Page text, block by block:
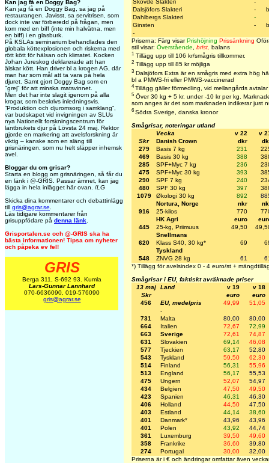
Kan jag få en Doggy Bag?
Kan jag få en Doggy Bag, sa jag på
restaurangen. Javisst, sa servitrisen, som
dock inte var förberedd på frågan, men
kom med en biff (inte min halvätna, men
en biff) i en glasburk.
På KSLAs seminarium behandlades den
globala köttexplosionen och riskerna med
rött kött för hälsan och klimatet. Kocken
Johan Jureskog deklarerade att han
älskar kött. Han driver bl a krogen AG, där
man har som mål att ta vara på hela
djuret. Samt gjort Doggy Bag som en
"grej" för att minska matsvinnet.
Men det har inte slagit igenom på alla
krogar, som beskrivs inledningsvis.
”Produktion och djuromsorg i samklang”,
var budskapet vid invigningen av SLUs
nya Nationellt forskningscentrum för
lantbrukets djur på Lövsta 24 maj. Rektor
gjorde en markering att avelsforskning är
viktig – kanske som en släng till
grisnäringen, som nu helt släpper inhemsk
avel.
Bloggar du om grisar?
Starta en blogg om grisnäringen, så får du
en länk i @-GRIS. Passar ämnet, kan jag
lägga in hela inlägget här ovan. /LG
Skicka dina kommentarer och debattinlägg
till gris@agrar.se
Läs tidigare kommentarer från
grisuppfödare på denna länk
Grisportalen.se och @-GRIS ska ha
bästa informationen! Tipsa om nyheter
och påpeka ev fel!
GRIS
Berga 311, S-692 93. Kumla
Lars-Gunnar Lannhard
070-6636090, 019-576090
gris@agrar.se
Dalsjöfors Slakteri
-
Dahlbergs Slakteri
-
Ginsten
-
-
Priserna: Färg visarPrishöjning Prissänkning
stil visar: Överstående brist, balans
1 Tillägg upp till 106 kr/smågris tillkommer.
2 Tillägg upp till 85 kr möjliga
3 Dalsjöfors Extra är en smågris med extra hög
bl a PMWS-fri eller PMWS-vaccinerad
4Tillägg gäller förmedling, vid mellangårds
5 Över 30 kg + 5 kr, under -10 kr per kg.
som anges är det som marknaden indikerar just
6 Södra Sverige, danska kronor
Smågrisar, noteringar utland
Vecka
v 22
v
Skr
Danish Crown dkr
279
Basis 7 kg 231
469
Basis 30 kg 388
285
SPF+Myc 7 kg 236
475
SPF+Myc 30 kg 393
290
SPF 7 kg 240
480
SPF 30 kg 397
1079
Økologi 30 kg 892
Nortura, Norge
nkr
916
25-kilos 770
HK Agri
euro
445
25-kg, Priimuus 49,50
Snellmans
620
Klass S40, 30 kg* 69
Tyskland
548
ZNVG 28 kg 61
*) Tillägg för avelsindex 0 - 4 euro/st +
Smågrisar i EU, faktiskt avräknade priser
13 maj
Land v 19
v 18
Skr
euro
euro
456
EU, medelpris 49,99
51,05
-
731
Malta 80,00
80,00
664
Italien 72,67
72,99
663
Sverige 72,61
74,87
631
Slovakien 69,14
46,08
577
Tjeckien 63,17
52,80
543
Tyskland 59,50
62,30
514
Finland 56,31
55,96
513
England 56,17
55,53
475
Ungern 52,07
54,97
434
Belgien 47,50
49,50
423
Spanien 46,31
46,30
406
Holland 44,50
47,50
403
Estland 44,14
38,60
401
Danmark* 43,96
43,96
401
Polen 43,92
44,74
361
Luxemburg 39,50
49,60
358
Frankrike 36,60
39,80
274
Portugal 30,00
32,00
Priserna är i € och ändringar omfattar även